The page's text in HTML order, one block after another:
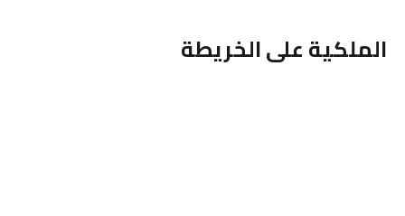
الملكية على الخريطة